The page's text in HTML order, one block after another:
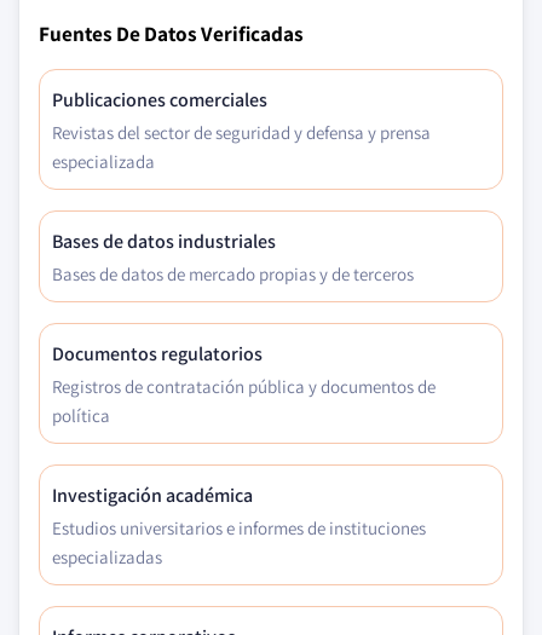
Fuentes De Datos Verificadas
Publicaciones comerciales
Revistas del sector de seguridad y defensa y prensa
especializada
Bases de datos industriales
Bases de datos de mercado propias y de terceros
Documentos regulatorios
Registros de contratación pública y documentos de
política
Investigación académica
Estudios universitarios e informes de instituciones
especializadas